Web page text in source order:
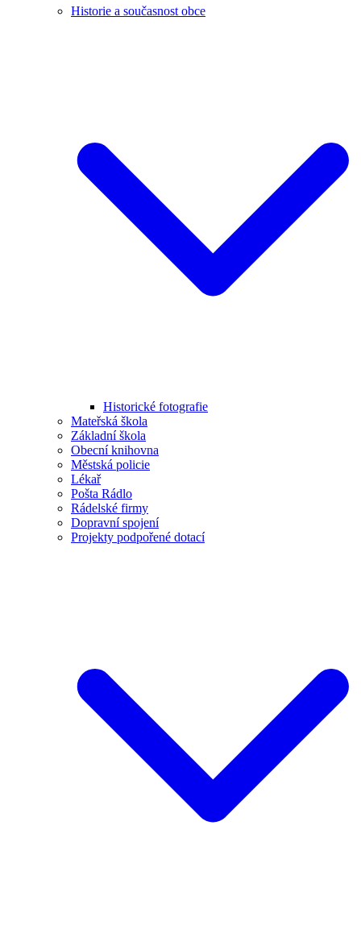
Historie a současnost obce
Historické fotografie
Mateřská škola
Základní škola
Obecní knihovna
Městská policie
Lékař
Pošta Rádlo
Rádelské firmy
Dopravní spojení
Projekty podpořené dotací